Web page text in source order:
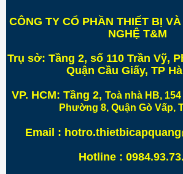
CÔNG TY CỔ PHẦN THIẾT BỊ
NGHỆ T&M
Trụ sở: Tầng 2, số 110 Trần Vỹ,
Quận Cầu Giấy, TP
VP. HCM: Tầng 2, Toà nhà HB,
Phường 8, Quận Gò Vấp,
Email :
Hotline :